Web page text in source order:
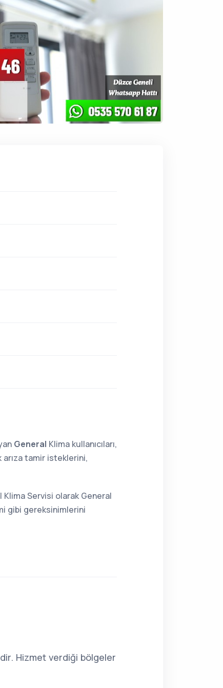
General Klima kullanıcıları,
tamir isteklerini,
Servisi olarak General
gibi gereksinimlerini
Hizmet verdiği bölgeler